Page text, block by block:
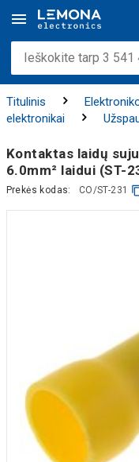
Titulinis
elektronikai
Kontaktas laidų
6.0mm² laidui (ST-
Prekės kodas: CO/ST-231